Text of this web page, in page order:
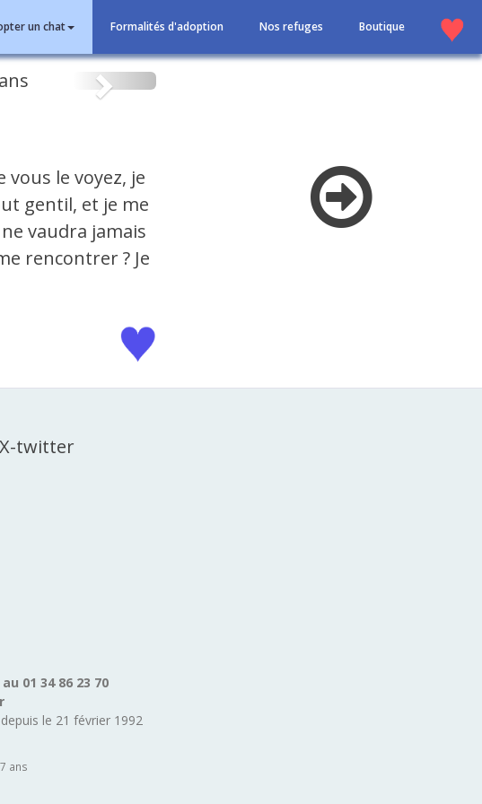
un chat Formalités d'adoption Nos refuges Boutique
Suivant
vous le voyez, je
gentil, et je me
vaudra jamais
rencontrer ? Je
twitter
01 34 86 23 70
le 21 février 1992
ans